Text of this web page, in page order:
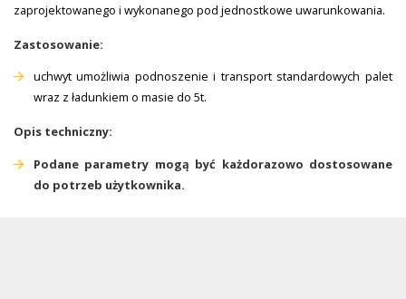
zaprojektowanego i wykonanego pod jednostkowe uwarunkowania.
Zastosowanie:
uchwyt umożliwia podnoszenie i transport standardowych palet
wraz z ładunkiem o masie do 5t.
Opis techniczny:
Podane parametry mogą być każdorazowo dostosowane
do potrzeb użytkownika.